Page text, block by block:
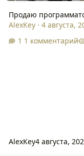
Продаю
AlexKey· 4 августа,
1 комментарий
AlexKey4 августа,